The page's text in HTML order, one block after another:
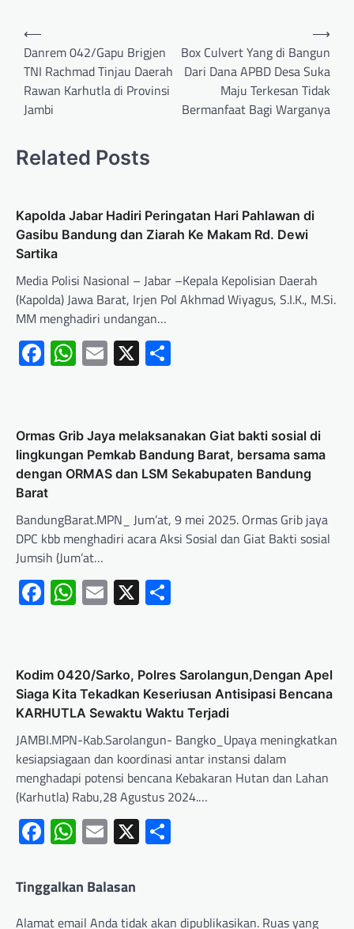
⟵
Danrem 042/Gapu Brigjen
TNI Rachmad Tinjau Daerah
Rawan Karhutla di Provinsi
Jambi
Box Culvert Yang di Bangun
Dari Dana APBD Desa Suka
Maju Terkesan Tidak
Bermanfaat Bagi Warganya
⟶
Related Posts
Kapolda Jabar Hadiri Peringatan Hari Pahlawan di
Gasibu Bandung dan Ziarah Ke Makam Rd. Dewi
Sartika
Media Polisi Nasional – Jabar –Kepala Kepolisian Daerah
(Kapolda) Jawa Barat, Irjen Pol Akhmad Wiyagus, S.I.K., M.Si.
MM menghadiri undangan…
Facebook
WhatsApp
Email
X
Ormas Grib Jaya melaksanakan Giat bakti sosial di
lingkungan Pemkab Bandung Barat, bersama sama
dengan ORMAS dan LSM Sekabupaten Bandung
Barat
BandungBarat.MPN_ Jum’at, 9 mei 2025. Ormas Grib jaya
DPC kbb menghadiri acara Aksi Sosial dan Giat Bakti sosial
Jumsih (Jum’at…
Facebook
WhatsApp
Email
X
Kodim 0420/Sarko, Polres Sarolangun,Dengan Apel
Siaga Kita Tekadkan Keseriusan Antisipasi Bencana
KARHUTLA Sewaktu Waktu Terjadi
JAMBI.MPN-Kab.Sarolangun- Bangko_Upaya meningkatkan
kesiapsiagaan dan koordinasi antar instansi dalam
menghadapi potensi bencana Kebakaran Hutan dan Lahan
(Karhutla) Rabu,28 Agustus 2024.…
Facebook
WhatsApp
Email
X
Tinggalkan Balasan
Alamat email Anda tidak akan dipublikasikan. Ruas yang